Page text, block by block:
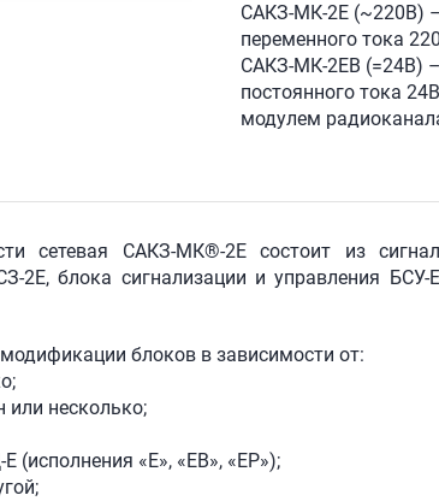
САКЗ-МК-2Е (~220В) –
переменного тока
САКЗ-МК-2ЕВ (=24В) –
постоянного тока
модулем
сетевая САКЗ-МК®-2Е состоит из
2Е, блока сигнализации и управления
блоков в зависимости от:
или несколько;
(исполнения «Е», «ЕВ», «ЕР»);